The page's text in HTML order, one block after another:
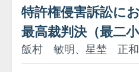
特許権侵害訴訟に
最高裁判決（最二
飯村 敏明、星埜 正和